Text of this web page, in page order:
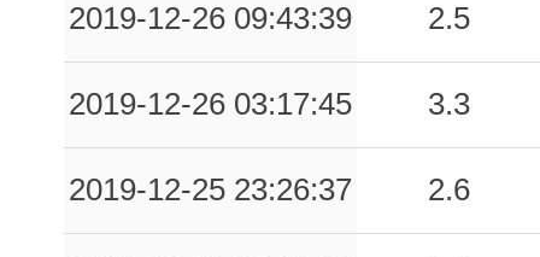
2019-12-26 09:43:39 2.5
2019-12-26 03:17:45 3.3
2019-12-25 23:26:37 2.6